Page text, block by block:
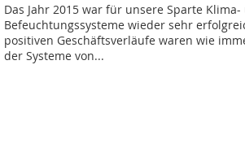
Das Jahr 2015 war für unsere Sparte Klima-
Befeuchtungssysteme wieder sehr
positiven Geschäftsverläufe waren wie
der Systeme von...